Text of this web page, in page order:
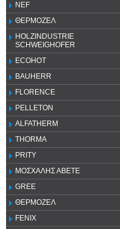
NEF
ΘΕΡΜΟΖΕΛ
HOLZINDUSTRIE
SCHWEIGHOFER
ECOHOT
BAUHERR
FLORENCE
PELLETON
ALFATHERM
THORMA
PRITY
ΜΟΣΧΑΛΗΣ ΑΒΕΤΕ
GREE
ΘΕΡΜΟΖΕΛ
FENIX